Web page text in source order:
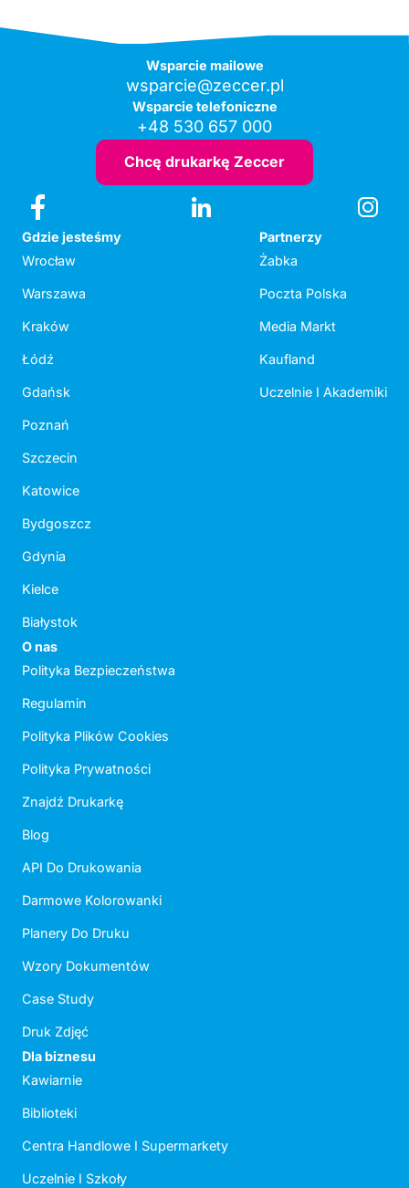
Wsparcie mailowe
wsparcie@zeccer.pl
Wsparcie telefoniczne
+48 530 657 000
Chcę drukarkę Zeccer
Gdzie jesteśmy
Wrocław
Warszawa
Kraków
Łódź
Gdańsk
Poznań
Szczecin
Katowice
Bydgoszcz
Gdynia
Kielce
Białystok
Partnerzy
Żabka
Poczta Polska
Media Markt
Kaufland
Uczelnie I Akademiki
O nas
Polityka Bezpieczeństwa
Regulamin
Polityka Plików Cookies
Polityka Prywatności
Znajdź Drukarkę
Blog
API Do Drukowania
Darmowe Kolorowanki
Planery Do Druku
Wzory Dokumentów
Case Study
Druk Zdjęć
Dla biznesu
Kawiarnie
Biblioteki
Centra Handlowe I Supermarkety
Uczelnie I Szkoły